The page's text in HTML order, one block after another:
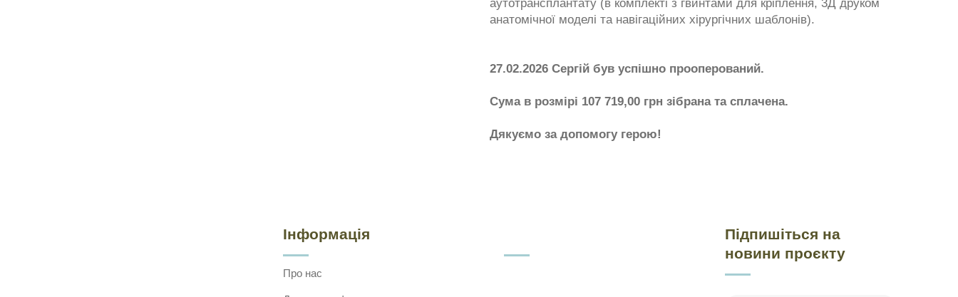
аутотрансплантату (в комплекті з гвинтами для кріплення, 3Д друком
анатомічної моделі та навігаційних хірургічних шаблонів).
27.02.2026 Сергій був успішно прооперований.
Сума в розмірі 107 719,00 грн зібрана та сплачена.
Дякуємо за допомогу герою!
Інформація
Про нас
Підпишіться на
новини проєкту